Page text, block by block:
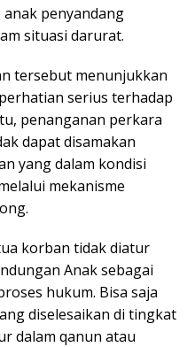
penyandang
situasi darurat.
tersebut menunjukkan
serius terhadap
penanganan perkara
dapat disamakan
yang dalam kondisi
mekanisme
korban tidak diatur
Anak sebagai
hukum. Bisa saja
diselesaikan di tingkat
dalam qanun atau